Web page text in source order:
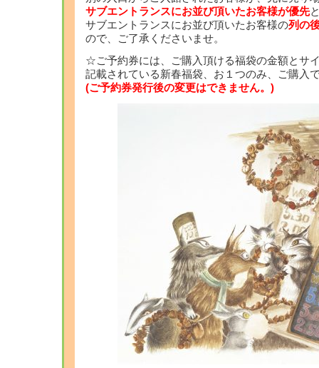
サブエントランスにお並び頂いたお客様が優先
サブエントランスにお並び頂いたお客様の列の
ので、ご了承くださいませ。
☆ご予約券には、ご購入頂ける福袋の金額とサ
記載されている新春福袋、お１つのみ、ご購入
(ご予約券発行後の変更はできません。)